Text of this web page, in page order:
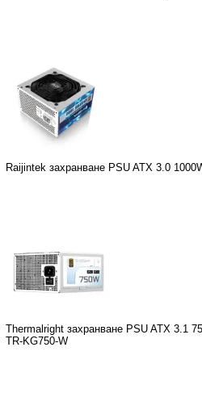
Raijintek захранване PSU ATX 3.0
Thermalright захранване PSU ATX 3.1
TR-KG750-W